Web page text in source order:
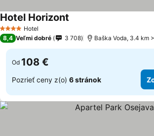
4 Počet hviezdičiek
Hotel
Hotel Horizont
8,4 Veľmi dobré 3 708 Baška Voda, 3.4 km
Od 108 €
Pozrieť ceny z(o) 6 stránok